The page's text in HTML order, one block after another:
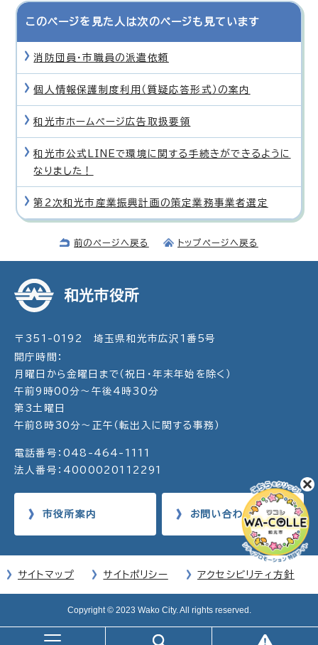
このページを見た人は次のページも見ています
消防団員・市職員の派遣依頼
個人情報保護制度利用（質疑応答形式）の案内
和光市ホームページ広告取扱要領
和光市公式LINEで環境に関する手続きができるように
なりました！
第2次和光市産業振興計画の策定業務事業者選定
前のページへ戻る トップページへ戻る
和光市役所
〒351-0192 埼玉県和光市広沢1番5号
開庁時間：
月曜日から金曜日まで（祝日・年末年始を除く）
午前9時00分～午後4時30分
第3土曜日
午前8時30分～正午（転出入に関する事務）
電話番号：048-464-1111
法人番号：4000020112291
市役所案内 お問い合わせ
サイトマップ サイトポリシー アクセシビリティ方針
Copyright © 2023 Wako City. All rights reserved.